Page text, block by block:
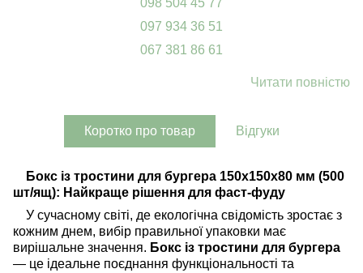
098 504 45 77
097 934 36 51
067 381 86 61
Читати повністю
Коротко про товар Відгуки
Бокс із тростини для бургера 150х150х80 мм (500
шт/ящ): Найкраще рішення для фаст-фуду
У сучасному світі, де екологічна свідомість зростає з
кожним днем, вибір правильної упаковки має
вирішальне значення. Бокс із тростини для бургера
— це ідеальне поєднання функціональності та